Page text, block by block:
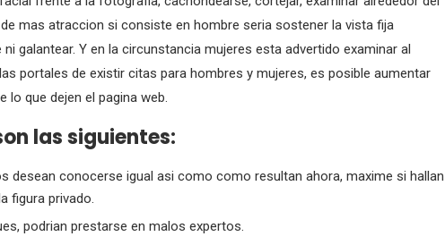
mas atraccion si consiste en hombre seri­a sostener la vista fija
galantear. Y en la circunstancia mujeres esta advertido examinar al
portales de existir citas para hombres y mujeres, es posible aumentar
que dejen el pagina web.
las siguientes:
desean conocerse igual asi­ como como resultan ahora, maxime si hallan
figura privado.
podrian prestarse en malos expertos.